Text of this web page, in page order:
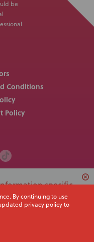
specific
your local region
By continuing to use
privacy policy to
be
Conditions
Policy